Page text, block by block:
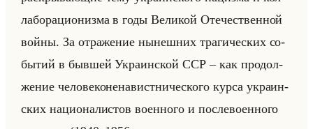
ла­бо­ра­ци­ониз­ма в годы Ве­ли­кой Оте­че­ствен­ной
войны. За от­ра­же­ние ны­неш­них тра­ги­че­ских со­
бы­тий в быв­шей Укра­ин­ской ССР – как про­дол­
же­ние че­ло­ве­ко­не­на­вист­ни­че­ско­го курса укра­ин­
ских на­ци­она­ли­стов во­ен­но­го и по­сле­во­ен­но­го